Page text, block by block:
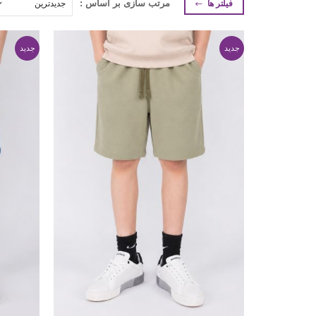
فیلتر ها مرتب سازی بر اساس :
جدید جدید